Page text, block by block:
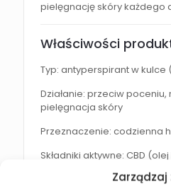
pielęgnację skóry każdego
Właściwości
Typ: antyperspirant w kulce
Działanie: przeciw
pielęgnacja skóry
Przeznaczenie: codzienna
Składniki aktywne: CBD
Stosowanie: codziennie